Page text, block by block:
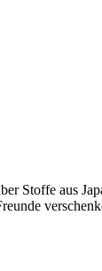
Stoffe aus